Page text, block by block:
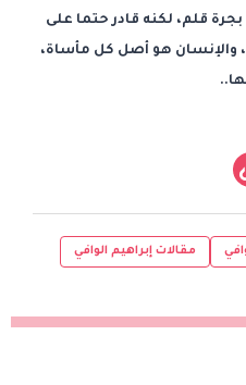
قلم، لكنه قادر حتما على
والإنسان هو أصل كل مأساة،
مقالات إبراهيم الوافي